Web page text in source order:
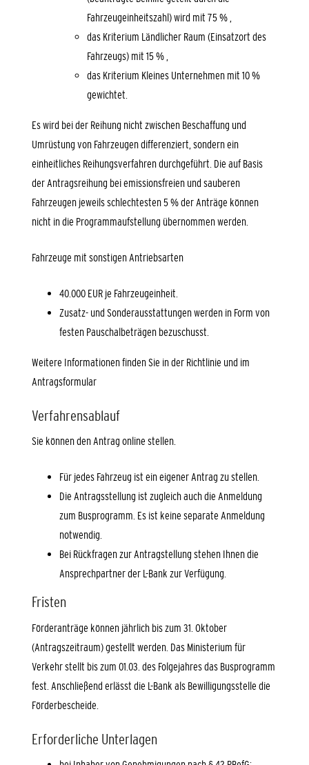
Fahrzeugeinheitszahl) wird mit 75 % ,
das Kriterium Ländlicher Raum (Einsatzort des
Fahrzeugs) mit 15 % ,
das Kriterium Kleines Unternehmen mit 10 %
gewichtet.
Es wird bei der Reihung nicht zwischen Beschaffung und
Umrüstung von Fahrzeugen differenziert, sondern ein
einheitliches Reihungsverfahren durchgeführt. Die auf Basis
der Antragsreihung bei emissionsfreien und sauberen
Fahrzeugen jeweils schlechtesten 5 % der Anträge können
nicht in die Programmaufstellung übernommen werden.
Fahrzeuge mit sonstigen Antriebsarten
40.000 EUR je Fahrzeugeinheit.
Zusatz- und Sonderausstattungen werden in Form von
festen Pauschalbeträgen bezuschusst.
Weitere Informationen finden Sie in der Richtlinie und im
Antragsformular
Verfahrensablauf
Sie können den Antrag online stellen.
Für jedes Fahrzeug ist ein eigener Antrag zu stellen.
Die Antragsstellung ist zugleich auch die Anmeldung
zum Busprogramm. Es ist keine separate Anmeldung
notwendig.
Bei Rückfragen zur Antragstellung stehen Ihnen die
Ansprechpartner der L-Bank zur Verfügung.
Fristen
Förderanträge können jährlich bis zum 31. Oktober
(Antragszeitraum) gestellt werden. Das Ministerium für
Verkehr stellt bis zum 01.03. des Folgejahres das Busprogramm
fest. Anschließend erlässt die L-Bank als Bewilligungsstelle die
Förderbescheide.
Erforderliche Unterlagen